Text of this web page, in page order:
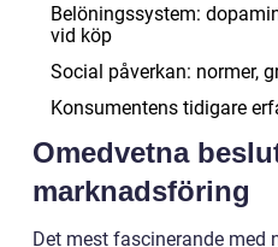
Belöningssystem:
vid köp
Social påverkan: normer,
Konsumentens tidigare
Omedvetna
marknadsföring
Det mest fascinerande med